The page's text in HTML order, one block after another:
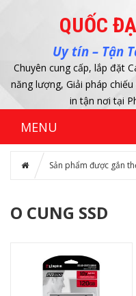
QUỐC
Uy tín – Tận
Chuyên cung cấp, lắp đặt
năng lượng, Giải pháp
in tận nơi tại
MENU
Sản phẩm được gắn
O CUNG SSD